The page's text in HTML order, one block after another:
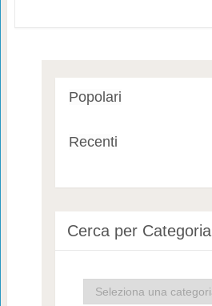
Popolari
Recenti
Cerca per Categoria
Cerca
per